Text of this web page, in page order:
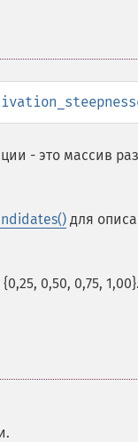
- это массив
для
0,50, 0,75, 1,00}.